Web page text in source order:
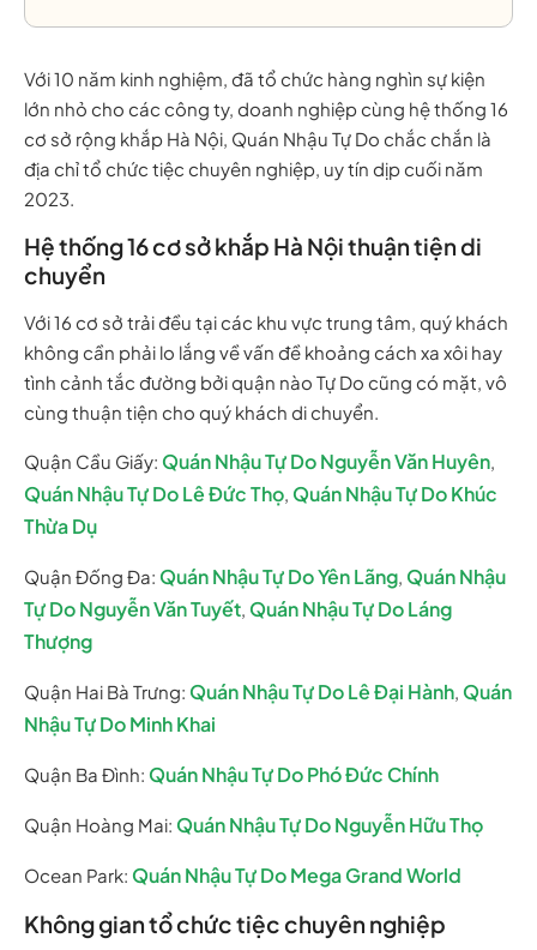
Với 10 năm kinh nghiệm, đã tổ chức hàng nghìn sự kiện
lớn nhỏ cho các công ty, doanh nghiệp cùng hệ thống 16
cơ sở rộng khắp Hà Nội, Quán Nhậu Tự Do chắc chắn là
địa chỉ tổ chức tiệc chuyên nghiệp, uy tín dịp cuối năm
2023.
Hệ thống 16 cơ sở khắp Hà Nội thuận tiện di
chuyển
Với 16 cơ sở trải đều tại các khu vực trung tâm, quý khách
không cần phải lo lắng về vấn đề khoảng cách xa xôi hay
tình cảnh tắc đường bởi quận nào Tự Do cũng có mặt, vô
cùng thuận tiện cho quý khách di chuyển.
Quận Cầu Giấy: Quán Nhậu Tự Do Nguyễn Văn Huyên,
Quán Nhậu Tự Do Lê Đức Thọ, Quán Nhậu Tự Do Khúc
Thừa Dụ
Quận Đống Đa: Quán Nhậu Tự Do Yên Lãng, Quán Nhậu
Tự Do Nguyễn Văn Tuyết, Quán Nhậu Tự Do Láng
Thượng
Quận Hai Bà Trưng: Quán Nhậu Tự Do Lê Đại Hành, Quán
Nhậu Tự Do Minh Khai
Quận Ba Đình: Quán Nhậu Tự Do Phó Đức Chính
Quận Hoàng Mai: Quán Nhậu Tự Do Nguyễn Hữu Thọ
Ocean Park: Quán Nhậu Tự Do Mega Grand World
Không gian tổ chức tiệc chuyên nghiệp